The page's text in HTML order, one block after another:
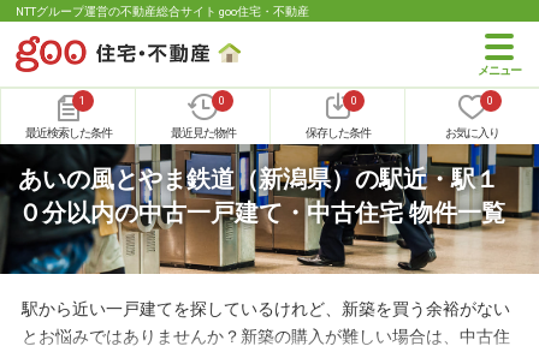
NTTグループ運営の不動産総合サイト goo住宅・不動産
1
最近検索した条件
0
最近見た物件
0
保存した条件
0
お気に入り
あいの風とやま鉄道（新潟県）の駅近・駅１
０分以内の中古一戸建て・中古住宅 物件一覧
駅から近い一戸建てを探しているけれど、新築を買う余裕がない
とお悩みではありませんか？新築の購入が難しい場合は、中古住